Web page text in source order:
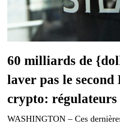
60 milliards de
laver pas le second
crypto: régulateurs
WASHINGTON – Ces